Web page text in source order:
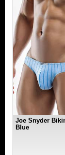
Joe Snyder
Blue